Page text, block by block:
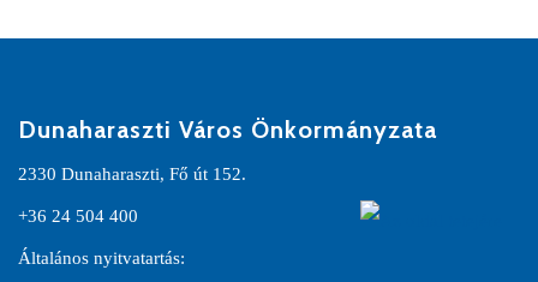
Dunaharaszti Város Önkormányzata
2330 Dunaharaszti, Fő út 152.
+36 24 504 400
Általános nyitvatartás: